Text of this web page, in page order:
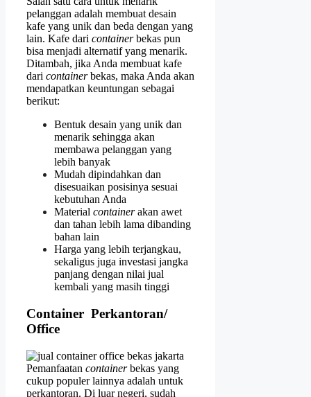
pelanggan adalah membuat desain
kafe yang unik dan beda dengan yang
lain. Kafe dari containerbekas pun
bisa menjadi alternatif yang menarik.
Ditambah, jika Anda membuat kafe
dari containerbekas, maka Anda akan
mendapatkan keuntungan sebagai
berikut:
Bentuk desain yang unik dan
menarik sehingga akan
membawa pelanggan yang
lebih banyak
Mudah dipindahkan dan
disesuaikan posisinya sesuai
kebutuhan Anda
Material containerakan awet
dan tahan lebih lama dibanding
bahan lain
Harga yang lebih terjangkau,
sekaligus juga investasi jangka
panjang dengan nilai jual
kembali yang masih tinggi
Container Perkantoran/
Office
Pemanfaatan containerbekas yang
cukup populer lainnya adalah untuk
perkantoran. Di luar negeri, sudah